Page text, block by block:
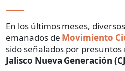
En los últimos meses,
emanados de Movimiento
sido señalados por presuntos
Jalisco Nueva Generación